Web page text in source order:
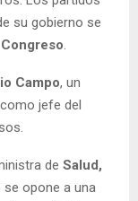
su gobierno se
Congreso.
Campo, un
jefe del
de Salud,
opone a una